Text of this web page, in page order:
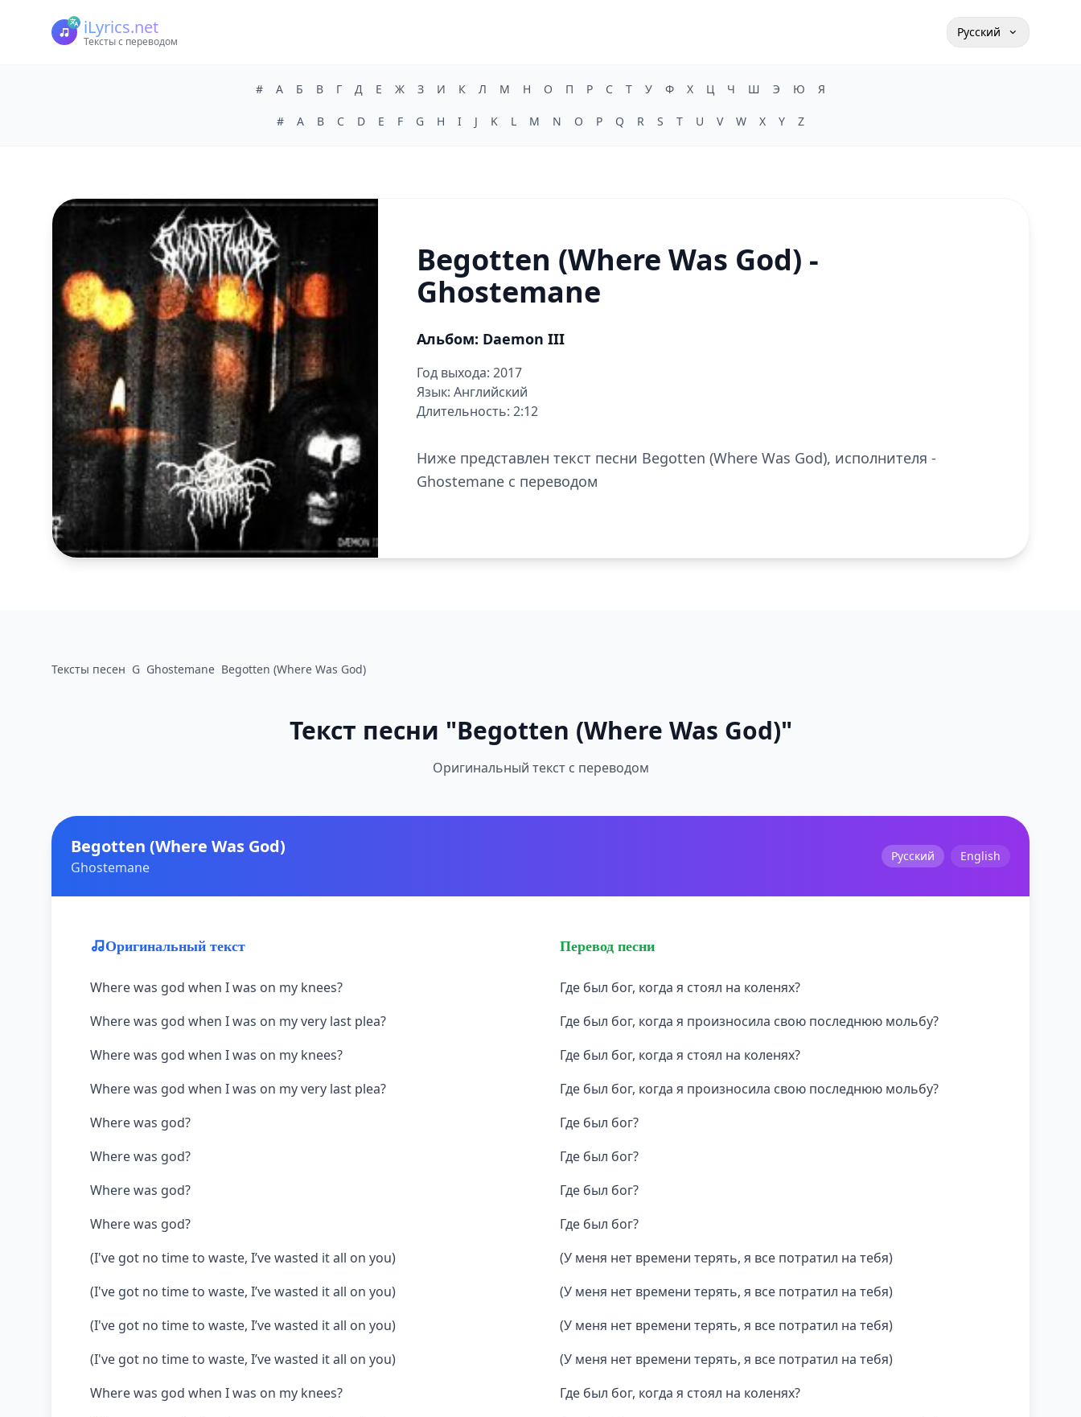
iLyrics.net
Тексты с переводом
Русский
# А Б В Г Д Е Ж З И К Л М Н О П Р С Т У Ф Х Ц Ч Ш Э Ю Я
# A B C D E F G H I J K L M N O P Q R S T U V W X Y Z
Begotten (Where Was God) -
Ghostemane
Альбом: Daemon III
Год выхода: 2017
Язык: Английский
Длительность: 2:12
Ниже представлен текст песни Begotten (Where Was God), исполнителя -
Ghostemane с переводом
Тексты песен G Ghostemane Begotten (Where Was God)
Текст песни "Begotten (Where Was God)"
Оригинальный текст с переводом
Begotten (Where Was God)
Ghostemane
Русский English
Оригинальный текст
Where was god when I was on my knees?
Where was god when I was on my very last plea?
Where was god when I was on my knees?
Where was god when I was on my very last plea?
Where was god?
Where was god?
Where was god?
Where was god?
(I've got no time to waste, I’ve wasted it all on you)
(I've got no time to waste, I’ve wasted it all on you)
(I've got no time to waste, I’ve wasted it all on you)
(I've got no time to waste, I’ve wasted it all on you)
Where was god when I was on my knees?
Перевод песни
Где был бог, когда я стоял на коленях?
Где был бог, когда я произносила свою последнюю мольбу?
Где был бог, когда я стоял на коленях?
Где был бог, когда я произносила свою последнюю мольбу?
Где был бог?
Где был бог?
Где был бог?
Где был бог?
(У меня нет времени терять, я все потратил на тебя)
(У меня нет времени терять, я все потратил на тебя)
(У меня нет времени терять, я все потратил на тебя)
(У меня нет времени терять, я все потратил на тебя)
Где был бог, когда я стоял на коленях?